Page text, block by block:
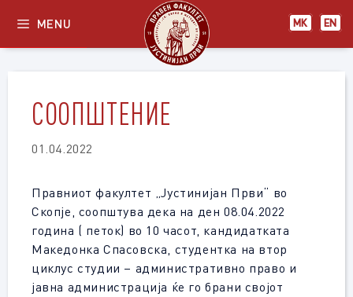
content
МК EN
MENU
СООПШТЕНИЕ
01.04.2022
Правниот факултет „Јустинијан Први“ во
Скопје, соопштува дека на ден 08.04.2022
година ( петок) во 10 часот, кандидатката
Македонка Спасовска, студентка на втор
циклус студии – административно право и
јавна администрација ќе го брани својот